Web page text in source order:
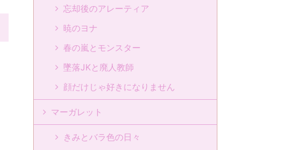
忘却後のアレーティア
暁のヨナ
春の嵐とモンスター
墜落JKと廃人教師
顔だけじゃ好きになりません
マーガレット
きみとバラ色の日々